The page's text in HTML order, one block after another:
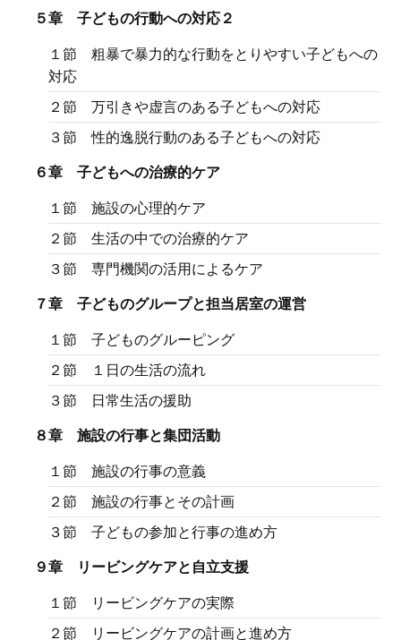
５章 子どもの行動への対応２
１節 粗暴で暴力的な行動をとりやすい子どもへの
対応
２節 万引きや虚言のある子どもへの対応
３節 性的逸脱行動のある子どもへの対応
６章 子どもへの治療的ケア
１節 施設の心理的ケア
２節 生活の中での治療的ケア
３節 専門機関の活用によるケア
７章 子どものグループと担当居室の運営
１節 子どものグルーピング
２節 １日の生活の流れ
３節 日常生活の援助
８章 施設の行事と集団活動
１節 施設の行事の意義
２節 施設の行事とその計画
３節 子どもの参加と行事の進め方
９章 リービングケアと自立支援
１節 リービングケアの実際
２節 リービングケアの計画と進め方